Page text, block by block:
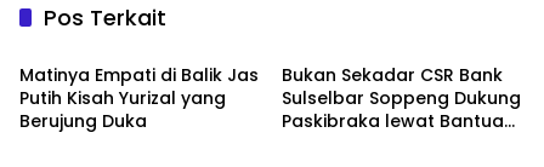
Pos Terkait
Metro
Matinya Empati di Balik Jas
Putih Kisah Yurizal yang
Berujung Duka
Bukan Sekadar CSR Bank
Sulselbar Soppeng Dukung
Paskibraka lewat Bantuan
Metro Metro